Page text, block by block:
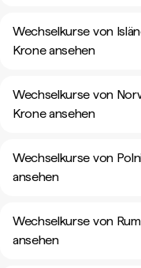
Wechselkurse von
Krone ansehen
Wechselkurse von
Krone ansehen
Wechselkurse von
ansehen
Wechselkurse von
ansehen